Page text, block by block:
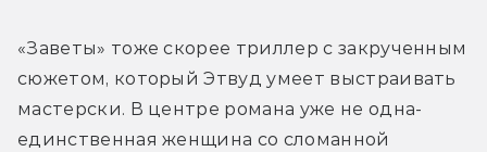
«Заветы» тоже скорее триллер с закрученным
сюжетом, который Этвуд умеет выстраивать
мастерски. В центре романа уже не одна-
единственная женщина со сломанной